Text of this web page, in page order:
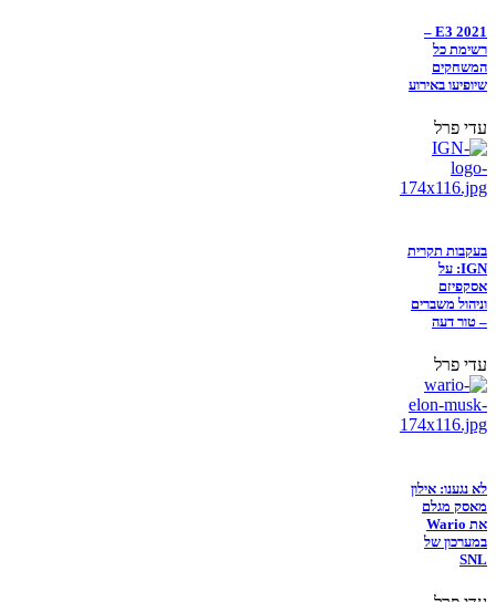
E3 2021 –
רשימת כל
המשחקים
שיופיעו באירוע
עדי פרל
בעקבות תקרית
IGN: על
אסקפיזם
וניהול משברים
– טור דעה
עדי פרל
לא נגענו: אילון
מאסק מגלם
את Wario
במערכון של
SNL